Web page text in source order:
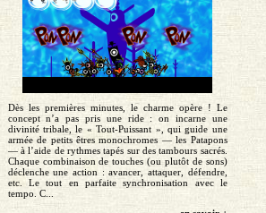
Dès les premières minutes, le charme opère ! Le
concept n’a pas pris une ride : on incarne une
divinité tribale, le « Tout-Puissant », qui guide une
armée de petits êtres monochromes — les Patapons
— à l’aide de rythmes tapés sur des tambours sacrés.
Chaque combinaison de touches (ou plutôt de sons)
déclenche une action : avancer, attaquer, défendre,
etc. Le tout en parfaite synchronisation avec le
tempo. C...